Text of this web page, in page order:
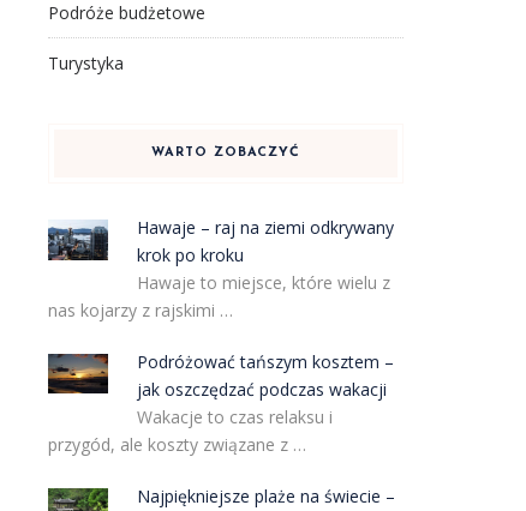
Podróże budżetowe
Turystyka
WARTO ZOBACZYĆ
Hawaje – raj na ziemi odkrywany
krok po kroku
Hawaje to miejsce, które wielu z
nas kojarzy z rajskimi …
Podróżować tańszym kosztem –
jak oszczędzać podczas wakacji
Wakacje to czas relaksu i
przygód, ale koszty związane z …
Najpiękniejsze plaże na świecie –